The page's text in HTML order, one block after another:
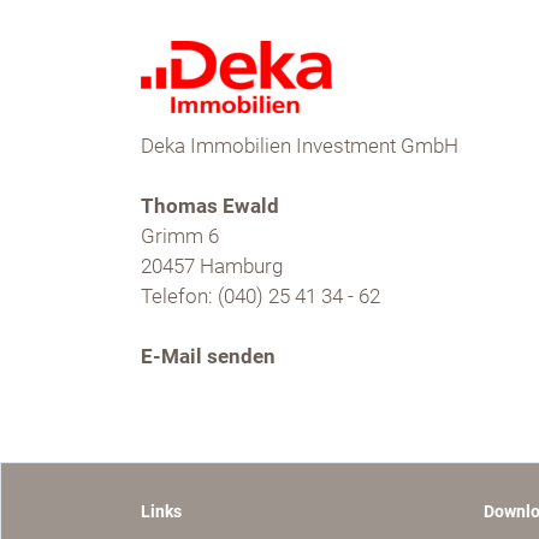
Deka Immobilien Investment GmbH
Thomas Ewald
Grimm 6
20457 Hamburg
Telefon: (040) 25 41 34 - 62
E-Mail senden
Links